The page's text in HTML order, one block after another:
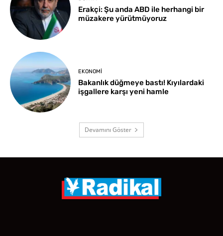
Erakçi: Şu anda ABD ile herhangi bir
müzakere yürütmüyoruz
EKONOMI
Bakanlık düğmeye bastı! Kıyılardaki
işgallere karşı yeni hamle
Devamını Göster